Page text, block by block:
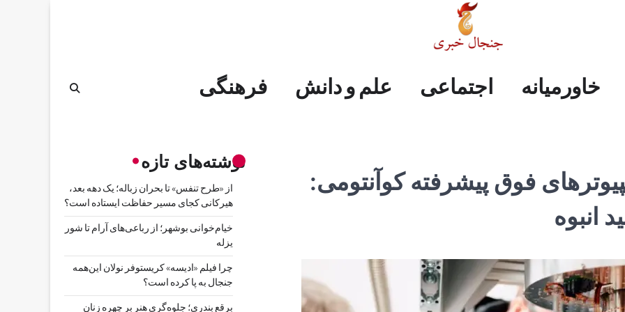
صفحه
ایران
جهان
خاورمیانه
اجتماعی
علم
فرهنگی
خاورمیانه اجتماعی علم و دانش فرهنگی
فوق پیشرفته کوآنتومی:
انبوه
نوشته‌های تازه
از «طرح تنفس» تا بحران زباله؛ یک دهه بعد،
هیرکانی کجای مسیر حفاظت ایستاده است؟
خیام‌خوانی بوشهر؛ از رباعی‌های آرام تا شور
یزله
چرا فیلم «ادیسه» کریستوفر نولان این‌همه
جنجال به پا کرده است؟
برقع بندری؛ جلوه‌گری هنر بر چهره زنان